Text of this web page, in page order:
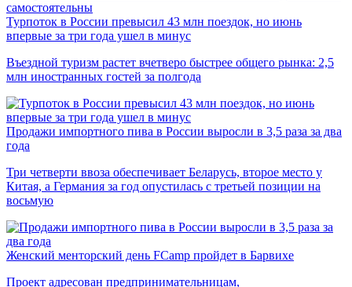
Турпоток в России превысил 43 млн поездок, но июнь
впервые за три года ушел в минус
Въездной туризм растет вчетверо быстрее общего рынка: 2,5
млн иностранных гостей за полгода
Продажи импортного пива в России выросли в 3,5 раза за два
года
Три четверти ввоза обеспечивает Беларусь, второе место у
Китая, а Германия за год опустилась с третьей позиции на
восьмую
Женский менторский день FCamp пройдет в Барвихе
Проект адресован предпринимательницам,